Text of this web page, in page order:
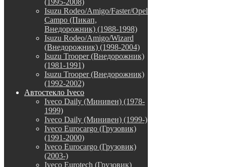
Isuzu Rodeo/Amigo/Faster/Opel
Campo (Пикап,
Внедорожник) (1988-1998)
Isuzu Rodeo/Amigo/Wizard
(Внедорожник) (1998-2004)
Isuzu Trooper (Внедорожник)
(1981-1991)
Isuzu Trooper (Внедорожник)
(1992-2002)
Автостекло Iveco
Iveco Daily (Минивен) (1978-
1999)
Iveco Daily (Минивен) (1999-)
Iveco Eurocargo (Грузовик)
(1991-2000)
Iveco Eurocargo (Грузовик)
(2003-)
Iveco Eurotech (Грузовик)